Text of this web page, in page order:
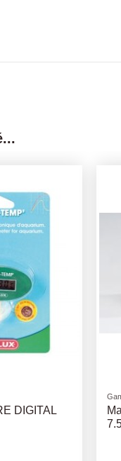
transport
RONGEURS